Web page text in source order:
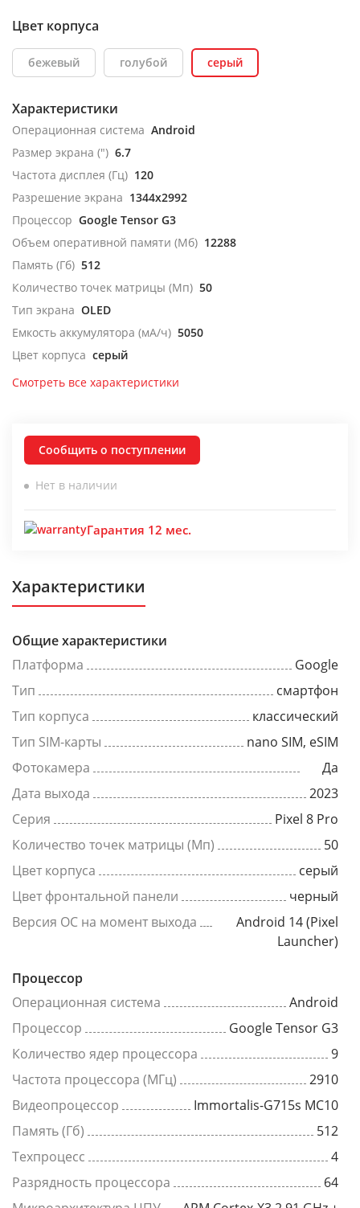
Цвет корпуса
бежевый голубой серый
Характеристики
Операционная система Android
Размер экрана (") 6.7
Частота дисплея (Гц) 120
Разрешение экрана 1344x2992
Процессор Google Tensor G3
Объем оперативной памяти (Мб) 12288
Память (Гб) 512
Количество точек матрицы (Мп) 50
Тип экрана OLED
Емкость аккумулятора (мА/ч) 5050
Цвет корпуса серый
Смотреть все характеристики
Сообщить о поступлении
Нет в наличии
Гарантия 12 мес.
Характеристики
Общие характеристики
Платформа
Google
Тип
смартфон
Тип корпуса
классический
Тип SIM-карты
nano SIM, eSIM
Фотокамера
Да
Дата выхода
2023
Серия
Pixel 8 Pro
Количество точек матрицы (Мп)
50
Цвет корпуса
серый
Цвет фронтальной панели
черный
Версия ОС на момент выхода
Android 14 (Pixel
Launcher)
Процессор
Операционная система
Android
Процессор
Google Tensor G3
Количество ядер процессора
9
Частота процессора (МГц)
2910
Видеопроцессор
Immortalis-G715s MC10
Память (Гб)
512
Техпроцесс
4
Разрядность процессора
64